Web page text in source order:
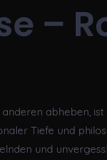
–
abheben,
Tiefe und
und